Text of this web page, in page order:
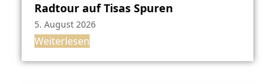
Radtour auf Tisas Spuren
5. August 2026
Weiterlesen